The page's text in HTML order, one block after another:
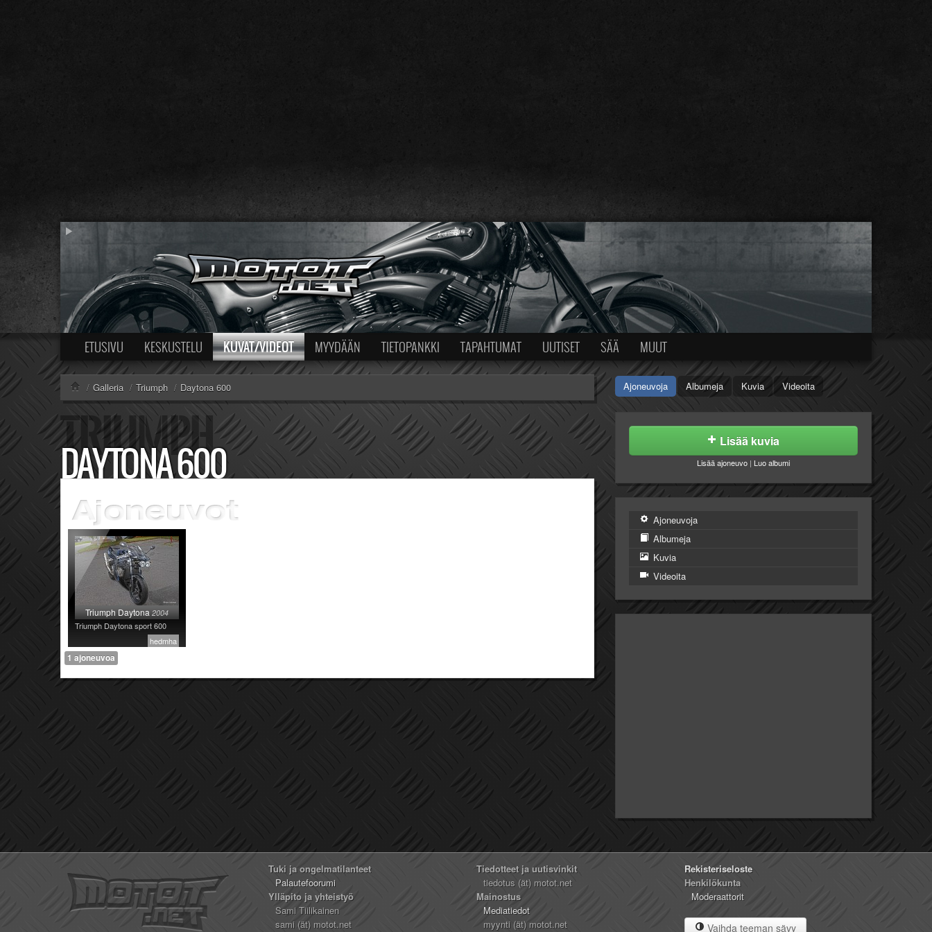
ETUSIVU KESKUSTELU KUVAT/VIDEOT MYYDÄÄN TIETOPANKKI TAPAHTUMAT UUTISET SÄÄ MUUT
/ Galleria / Triumph / Daytona 600
DAYTONA 600
Triumph Daytona2004
Triumph Daytona sport 600
hedmha
1 ajoneuvoa
Ajoneuvoja Albumeja Kuvia Videoita
Lisää kuvia
Lisää ajoneuvo | Luo albumi
Ajoneuvoja
Albumeja
Kuvia
Videoita
Tuki ja ongelmatilanteet
Palautefoorumi
Ylläpito ja yhteistyö
Sami Tiilikainen
sami (ät) motot.net
Tiedotteet ja uutisvinkit
tiedotus (ät) motot.net
Mainostus
Mediatiedot
myynti (ät) motot.net
Rekisteriseloste
Henkilökunta
Moderaattorit
Vaihda teeman sävy